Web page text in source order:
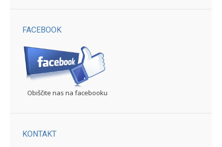
FACEBOOK
Obiščite nas na facebooku
KONTAKT